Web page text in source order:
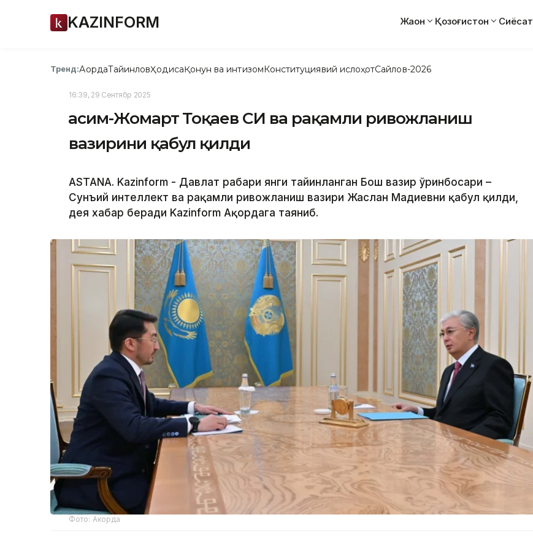
KAZINFORM Жаҳон Қозоғистон Сиёсат
Тренд:АқордаТайинловҲодисаҚонун ва интизомКонституциявий ислоҳотСайлов-2026
16:39, 29 Сентябр 2025
Қасим-Жомарт Тоқаев СИ ва рақамли ривожланиш
вазирини қабул қилди
ASTANA. Kazinform - Давлат раҳбари янги тайинланган Бош вазир ўринбосари –
Сунъий интеллект ва рақамли ривожланиш вазири Жаслан Мадиевни қабул қилди,
дея хабар беради Kazinform Ақордага таяниб.
Фото: Акорда